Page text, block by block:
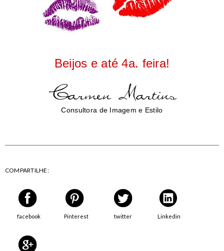
Beijos e até 4a. feira!
Consultora de Imagem e Estilo
COMPARTILHE:
facebook Pinterest twitter Linkedin